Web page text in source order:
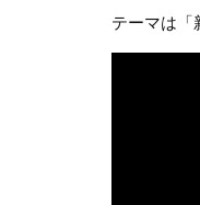
テーマは「